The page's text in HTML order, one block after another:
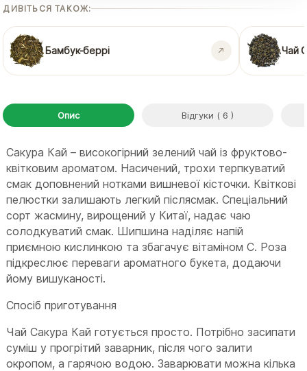
ДИВІТЬСЯ ТАКОЖ:
Бамбук-беррі Чай
Опис Відгуки ( 6 )
Сакура Кай – високогірний зелений чай із фруктово-
квітковим ароматом. Насичений, трохи терпкуватий
смак доповнений нотками вишневої кісточки. Квіткові
пелюстки залишають легкий післясмак. Спеціальний
сорт жасмину, вирощений у Китаї, надає чаю
солодкуватий смак. Шипшина наділяє напій
приємною кислинкою та збагачує вітаміном С. Роза
підкреслює переваги ароматного букета, додаючи
йому вишуканості.
Спосіб приготування
Чай Сакура Кай готується просто. Потрібно засипати
суміш у прогрітий заварник, після чого залити
окропом, а гарячою водою. Заварювати можна кілька